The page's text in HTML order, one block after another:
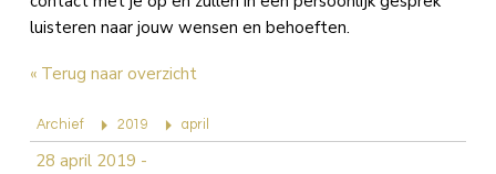
luisteren naar jouw wensen en behoeften.
« Terug naar overzicht
Archief 2019 april
28 april 2019 -